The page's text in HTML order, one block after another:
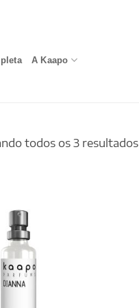
A Kaapo
todos os 3 resultados